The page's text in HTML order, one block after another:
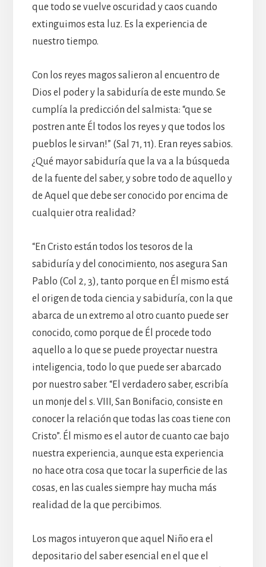
que todo se vuelve oscuridad y caos cuando
extinguimos esta luz. Es la experiencia de
nuestro tiempo.
Con los reyes magos salieron al encuentro de
Dios el poder y la sabiduría de este mundo. Se
cumplía la predicción del salmista: “que se
postren ante Él todos los reyes y que todos los
pueblos le sirvan!” (Sal 71, 11). Eran reyes sabios.
¿Qué mayor sabiduría que la va a la búsqueda
de la fuente del saber, y sobre todo de aquello y
de Aquel que debe ser conocido por encima de
cualquier otra realidad?
“En Cristo están todos los tesoros de la
sabiduría y del conocimiento, nos asegura San
Pablo (Col 2, 3), tanto porque en Él mismo está
el origen de toda ciencia y sabiduría, con la que
abarca de un extremo al otro cuanto puede ser
conocido, como porque de Él procede todo
aquello a lo que se puede proyectar nuestra
inteligencia, todo lo que puede ser abarcado
por nuestro saber. “El verdadero saber, escribía
un monje del s. VIII, San Bonifacio, consiste en
conocer la relación que todas las coas tiene con
Cristo”. Él mismo es el autor de cuanto cae bajo
nuestra experiencia, aunque esta experiencia
no hace otra cosa que tocar la superficie de las
cosas, en las cuales siempre hay mucha más
realidad de la que percibimos.
Los magos intuyeron que aquel Niño era el
depositario del saber esencial en el que el